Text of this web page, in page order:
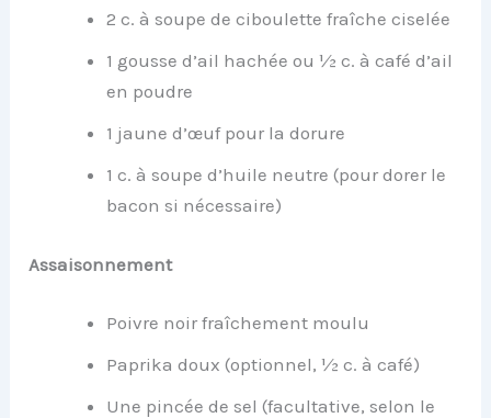
2 c. à soupe de ciboulette fraîche ciselée
1 gousse d’ail hachée ou ½ c. à café d’ail
en poudre
1 jaune d’œuf pour la dorure
1 c. à soupe d’huile neutre (pour dorer le
bacon si nécessaire)
Assaisonnement
Poivre noir fraîchement moulu
Paprika doux (optionnel, ½ c. à café)
Une pincée de sel (facultative, selon le